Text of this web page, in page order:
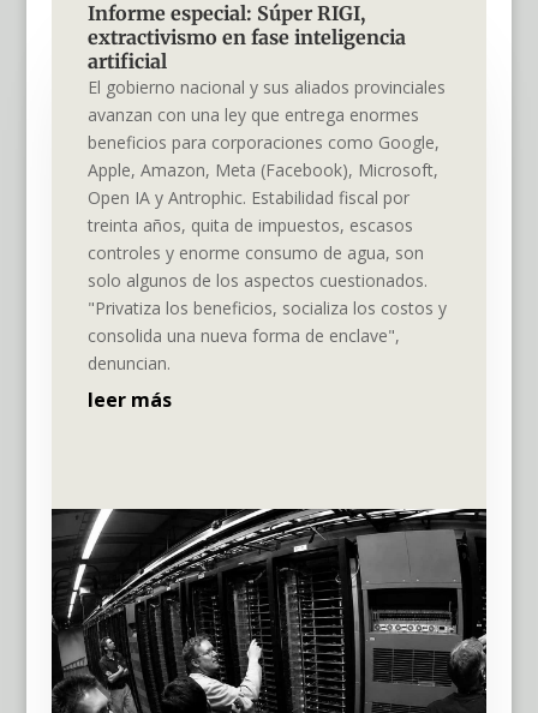
Informe especial: Súper RIGI,
extractivismo en fase inteligencia
artificial
El gobierno nacional y sus aliados provinciales
avanzan con una ley que entrega enormes
beneficios para corporaciones como Google,
Apple, Amazon, Meta (Facebook), Microsoft,
Open IA y Antrophic. Estabilidad fiscal por
treinta años, quita de impuestos, escasos
controles y enorme consumo de agua, son
solo algunos de los aspectos cuestionados.
"Privatiza los beneficios, socializa los costos y
consolida una nueva forma de enclave",
denuncian.
leer más